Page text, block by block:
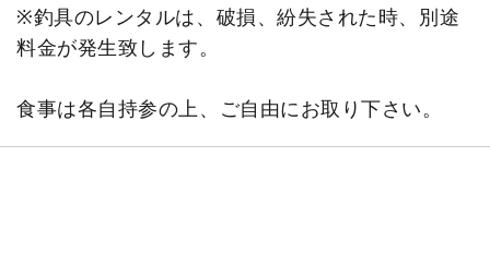
※釣具のレンタルは、破損、紛失された時、別途
料金が発生致します。
食事は各自持参の上、ご自由にお取り下さい。